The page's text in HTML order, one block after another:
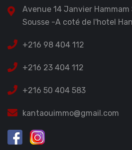
Avenue 14 Janvier Hammam
Sousse -A coté de l'hotel
+216 98 404 112
+216 23 404 112
+216 50 404 583
kantaouimmo@gmail.com